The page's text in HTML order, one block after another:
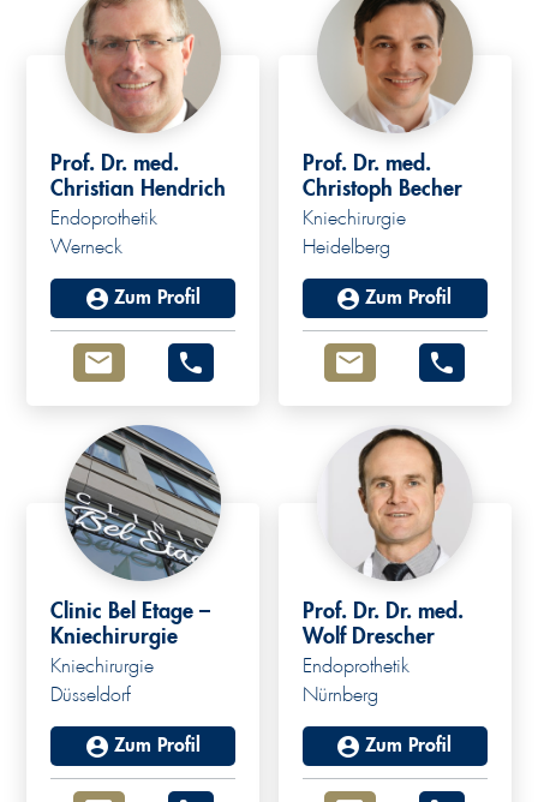
Prof. Dr. med.
Christian Hendrich
Endoprothetik
Werneck
Zum Profil
Prof. Dr. med.
Christoph Becher
Kniechirurgie
Heidelberg
Zum Profil
Clinic Bel Etage –
Kniechirurgie
Kniechirurgie
Düsseldorf
Zum Profil
Prof. Dr. Dr. med.
Wolf Drescher
Endoprothetik
Nürnberg
Zum Profil